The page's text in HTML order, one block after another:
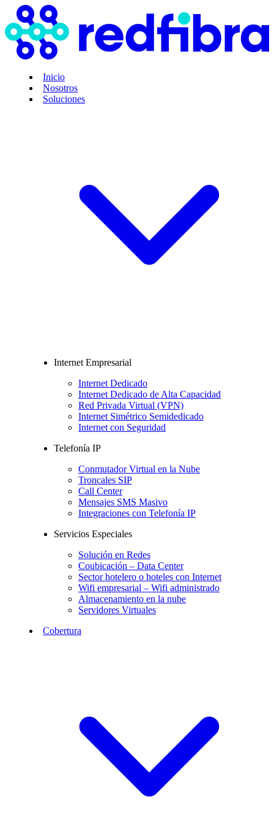
Inicio
Nosotros
Soluciones
Internet Empresarial
Internet Dedicado
Internet Dedicado de Alta Capacidad
Red Privada Virtual (VPN)
Internet Simétrico Semidedicado
Internet con Seguridad
Telefonía IP
Conmutador Virtual en la Nube
Troncales SIP
Call Center
Mensajes SMS Masivo
Integraciones con Telefonía IP
Servicios Especiales
Solución en Redes
Coubicación – Data Center
Sector hotelero o hoteles con Internet
Wifi empresarial – Wifi administrado
Almacenamiento en la nube
Servidores Virtuales
Cobertura